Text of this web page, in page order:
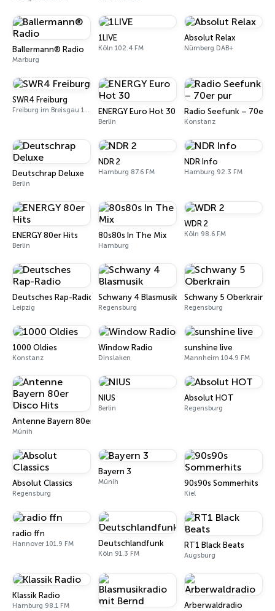
Ballermann® Radio
Marburg
1LIVE
Köln 102.4 FM
Absolut Relax
Nürnberg DAB+
SWR4 Freiburg
Freiburg im Breisgau 100.2 FM ENERGY Euro Hot 30
Berlin
Radio Seefunk – 70er
Konstanz
Deutschrap Deluxe
Berlin
NDR 2
Hamburg 87.6 FM
NDR Info
Hamburg 92.3 FM
ENERGY 80er Hits
Berlin
80s80s In The Mix
Hamburg
WDR 2
Köln 98.6 FM
Deutsches Rap-Radio
Leipzig
Schwany 4 Blasmusik
Regensburg
Schwany 5 Oberkrain
Regensburg
1000 Oldies
Konstanz
Window Radio
Dinslaken
sunshine live
Mannheim 104.9 FM
Antenne Bayern 80er Disco Hits
Münih
NIUS
Berlin
Absolut HOT
Regensburg
Absolut Classics
Regensburg
Bayern 3
Münih 90s90s Sommerhits
Kiel
radio ffn
Hannover 101.9 FM Deutschlandfunk
Köln 91.3 FM
RT1 Black Beats
Augsburg
Klassik Radio
Hamburg 98.1 FM Arberwaldradio